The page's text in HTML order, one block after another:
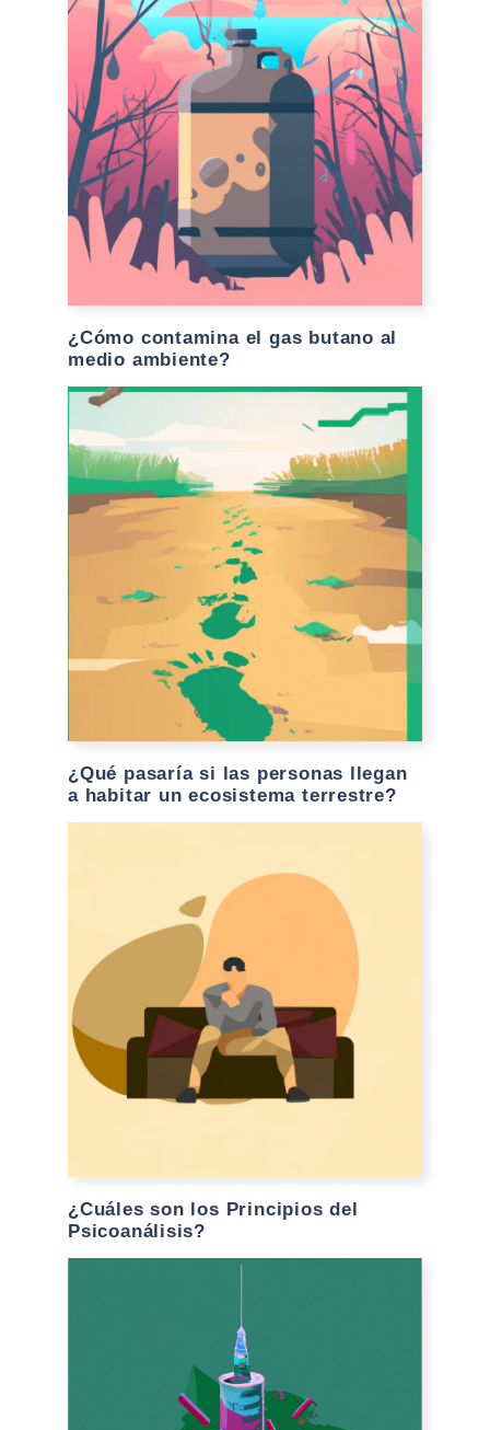
¿Cómo contamina el gas butano al
medio ambiente?
¿Qué pasaría si las personas llegan
a habitar un ecosistema terrestre?
¿Cuáles son los Principios del
Psicoanálisis?